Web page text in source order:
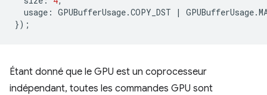
usage : GPUBufferUsage.COPY_DST | GPUBufferUsage.
});
Étant donné que le GPU est un coprocesseur
indépendant, toutes les commandes GPU sont